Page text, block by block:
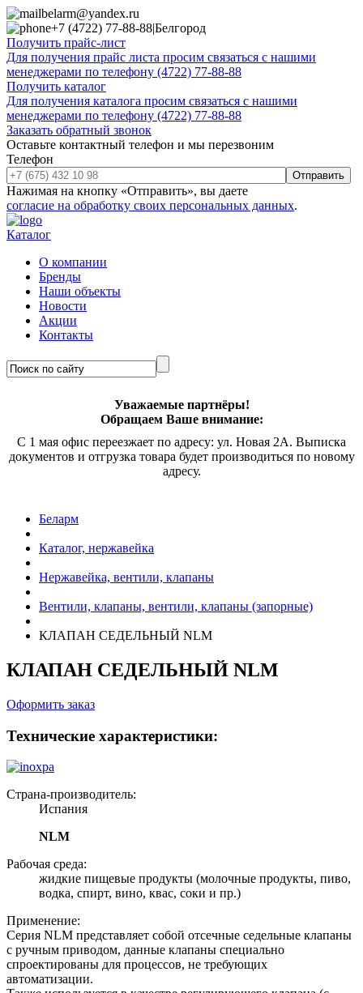
belarm@yandex.ru
+7 (4722) 77-88-88|Белгород
Получить прайс-лист
Для получения прайс листа просим связаться с нашими
менеджерами по телефону (4722) 77-88-88
Получить каталог
Для получения каталога просим связаться с нашими
менеджерами по телефону (4722) 77-88-88
Заказать обратный звонок
Оставьте контактный телефон и мы перезвоним
Телефон
Отправить
Нажимая на кнопку «Отправить», вы даете
согласие на обработку своих персональных данных.
Каталог
О компании
Бренды
Наши объекты
Новости
Акции
Контакты
Уважаемые партнёры!
Обращаем Ваше внимание:
С 1 мая офис переезжает по адресу: ул. Новая 2А. Выписка
документов и отгрузка товара будет производиться по новому
адресу.
Беларм
Каталог, нержавейка
Нержавейка, вентили, клапаны
Вентили, клапаны, вентили, клапаны (запорные)
КЛАПАН СЕДЕЛЬНЫЙ NLM
КЛАПАН СЕДЕЛЬНЫЙ NLM
Оформить заказ
Технические характеристики:
Страна-производитель:
Испания
NLM
Рабочая среда:
жидкие пищевые продукты (молочные продукты, пиво,
водка, спирт, вино, квас, соки и пр.)
Применение:
Серия NLM представляет собой отсечные седельные клапаны
с ручным приводом, данные клапаны специально
спроектированы для процессов, не требующих
автоматизации.